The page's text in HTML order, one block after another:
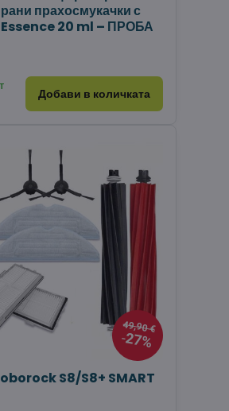
прахосмукачки с
20 ml – ПРОБА
Добави в количката
49,90 €
27%
S8/S8+ SMART